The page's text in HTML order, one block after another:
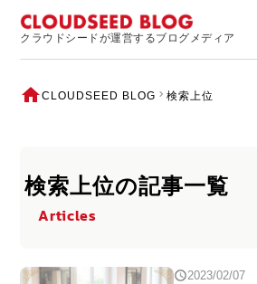
クラウドシードが運営するブログメディア
CLOUDSEED BLOG 検索上位
検索上位の記事一覧
Articles
2023/02/07